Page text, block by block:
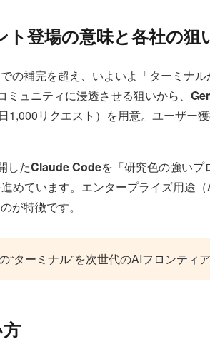
登場の意味と各社の狙
の補完を超え、いよいよ「ターミナル
ュニティに浸透させる狙いから、
1,000リクエスト）を用意。ユーザー
したClaude Codeを「研究色の強い
めています。エンタープライズ用途
が特徴です。
ターミナル”を次世代のAIフロンティ